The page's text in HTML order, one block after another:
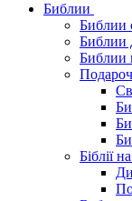
Библии
Библии
Библии
Библии
Біблії